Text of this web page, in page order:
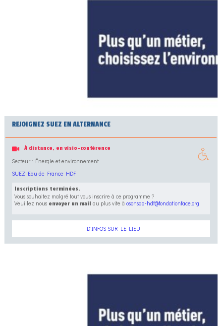
REJOIGNEZ SUEZ EN ALTERNANCE
À distance, en visio-conférence
Secteur : Énergie et environnement
SUEZ Eau de France HDF
Inscriptions terminées.
Vous souhaitez malgré tout vous inscrire à ce programme ?
Veuillez nous envoyer un mailau plus vite à osonsaa-hdf@fondationface.org
+ D'INFOS SUR LE LIEU